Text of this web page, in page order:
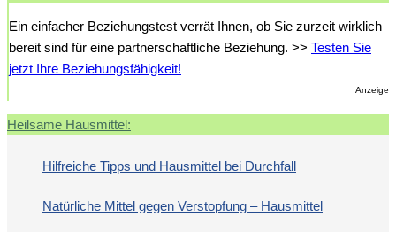
Ein einfacher Beziehungstest verrät Ihnen, ob Sie zurzeit wirklich
bereit sind für eine partnerschaftliche Beziehung. >> Testen Sie
jetzt Ihre Beziehungsfähigkeit!
Anzeige
Heilsame Hausmittel:
Hilfreiche Tipps und Hausmittel bei Durchfall
Natürliche Mittel gegen Verstopfung – Hausmittel